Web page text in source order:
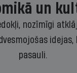
un
nozīmīgi
pasauli.